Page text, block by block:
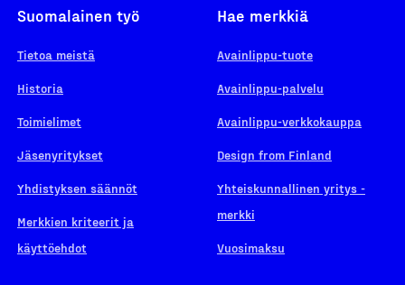
Suomalainen työ
Tietoa meistä
Historia
Toimielimet
Jäsenyritykset
Yhdistyksen säännöt
Merkkien kriteerit ja
käyttöehdot
Hae merkkiä
Avainlippu-tuote
Avainlippu-palvelu
Avainlippu-verkkokauppa
Design from Finland
Yhteiskunnallinen yritys -
merkki
Vuosimaksu